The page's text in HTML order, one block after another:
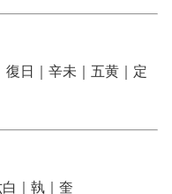
｜復日｜辛未｜五黄｜定
白｜執｜奎